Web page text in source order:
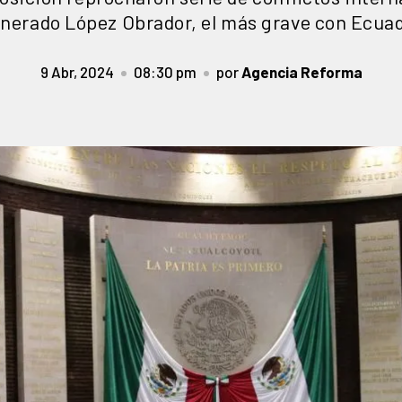
López Obrador, el más grave con
9 Abr, 2024 08:30 pm porAgencia Reforma